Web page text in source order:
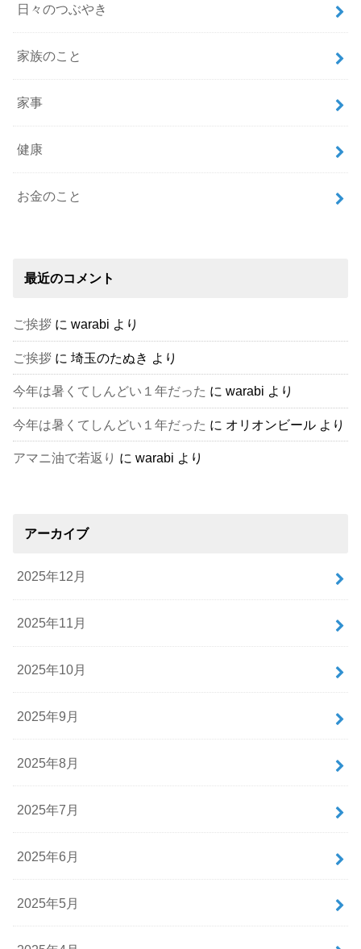
日々のつぶやき
家族のこと
家事
健康
お金のこと
最近のコメント
ご挨拶 にwarabi より
ご挨拶 に埼玉のたぬき より
今年は暑くてしんどい１年だった にwarabi より
今年は暑くてしんどい１年だった に オリオンビール より
アマニ油で若返り にwarabi より
アーカイブ
2025年12月
2025年11月
2025年10月
2025年9月
2025年8月
2025年7月
2025年6月
2025年5月